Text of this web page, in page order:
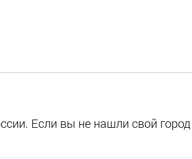
Если вы не нашли свой